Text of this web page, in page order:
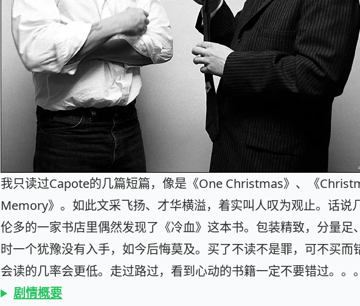
我只读过Capote的几篇短篇，像是《One Christmas》、《
Memory》。如此文采飞扬、才华横溢，着实叫人叹为观止。话说
伦多的一家书店里偶然发现了《冷血》这本书。包装精致，分量足
时一个犹豫没有入手，如今后悔莫及。买了不读不是罪，可不买而
会读的几率会更低。走过路过，看到心动的书籍一定不要错过。。。
剧情概要